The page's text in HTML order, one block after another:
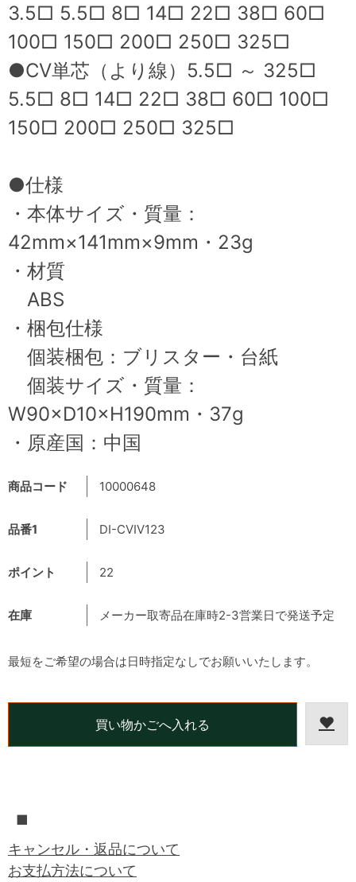
商品コード 10000648
品番1 DI-CVIV123
ポイント 22
在庫 メーカー取寄品在庫時2-3営業日で発送予定
■
キャンセル・返品について
お支払方法について
3.5□ 5.5□ 8□ 14□ 22□ 38□ 60□
100□ 150□ 200□ 250□ 325□
●CV単芯（より線）5.5□ ～ 325□
5.5□ 8□ 14□ 22□ 38□ 60□ 100□
150□ 200□ 250□ 325□
●仕様
・本体サイズ・質量：
42mm×141mm×9mm・23g
・材質
ABS
・梱包仕様
個装梱包：ブリスター・台紙
個装サイズ・質量：
W90×D10×H190mm・37g
・原産国：中国
最短をご希望の場合は日時指定なしでお願いいたします。